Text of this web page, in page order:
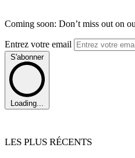
Coming soon: Don’t miss out on
Entrez votre email
S'abonner
Loading...
LES PLUS RÉCENTS